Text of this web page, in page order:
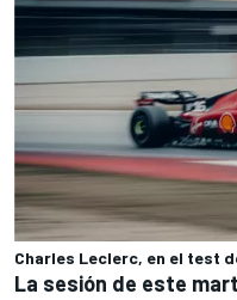
Charles Leclerc, en el test
La sesión de este